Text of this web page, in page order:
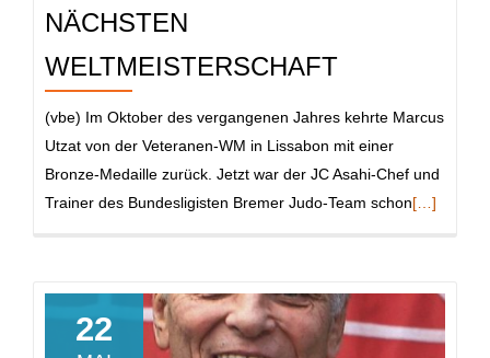
NÄCHSTEN
WELTMEISTERSCHAFT
(vbe) Im Oktober des vergangenen Jahres kehrte Marcus
Utzat von der Veteranen-WM in Lissabon mit einer
Bronze-Medaille zurück. Jetzt war der JC Asahi-Chef und
Trainer des Bundesligisten Bremer Judo-Team schonRead
Weg
[…]
22